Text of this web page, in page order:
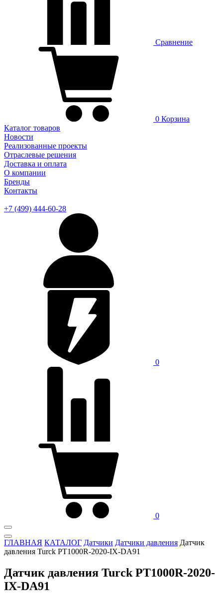
Сравнение
0 Корзина
Каталог товаров
Новости
Реализованные проекты
Отраслевые решения
Доставка и оплата
О компании
Бренды
Контакты
+7 (499) 444-60-28
0
0
ГЛАВНАЯ КАТАЛОГ Датчики Датчики давления Датчик
давления Turck PT1000R-2020-IX-DA91
Датчик давления Turck PT1000R-2020-
IX-DA91